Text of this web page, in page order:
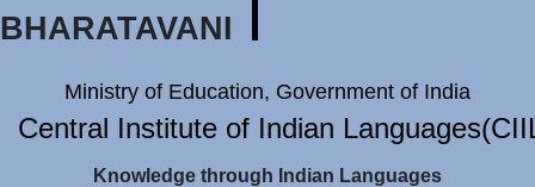
BHARATAVANI
Ministry of Education, Government of India
Central Institute of Indian
Knowledge through Indian Languages